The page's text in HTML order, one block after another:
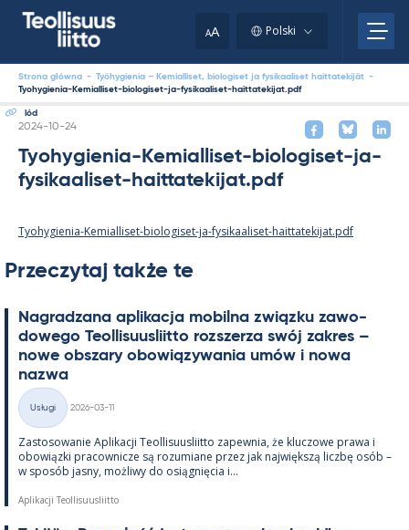
AA Polski
Strona główna - Työhygienia – Kemialliset, biologiset ja fysikaaliset haittatekijät -
Tyohygienia-Kemialliset-biologiset-ja-fysikaaliset-haittatekijat.pdf
lód
Kirjoitettu
2024-10-24
Tyohygienia-Kemialliset-biologiset-ja-
fysikaaliset-haittatekijat.pdf
Tyohygienia-Kemialliset-biologiset-ja-fysikaaliset-haittatekijat.pdf
Przeczytaj także te
Na­gradzana apli­kacja mo­bilna związku zawo­
dowego Teol­li­suus­liitto rozszerza swój za­kres –
nowe obszary obowiązywa­nia umów i nowa
nazwa
Kategorie
Usługi
2026-03-11
Zas­to­sowa­nie Apli­kacji Teol­li­suus­liitto za­pew­nia, że kluczowe prawa i
obowiązki pracow­nicze są rozu­miane przez jak największą liczbę osób –
w sposób jasny, moż­liwy do osiąg­nięcia i...
Aplikacji Teollisuusliitto